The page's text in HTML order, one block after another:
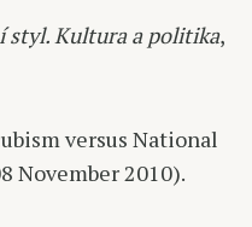
styl. Kultura a politika,
versus National
November 2010).